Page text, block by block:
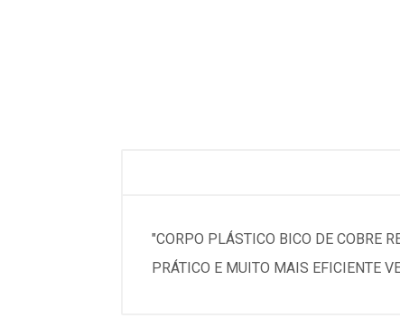
"CORPO PLÁSTICO BICO DE COBRE
PRÁTICO E MUITO MAIS EFICIENTE